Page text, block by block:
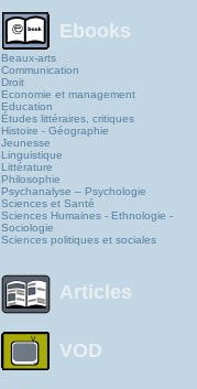
Ebooks
Beaux-arts
Communication
Droit
Economie et management
Education
Études littéraires, critiques
Histoire - Géographie
Jeunesse
Linguistique
Littérature
Philosophie
Psychanalyse – Psychologie
Sciences et Santé
Sciences Humaines - Ethnologie -
Sociologie
Sciences politiques et sociales
Articles
VOD